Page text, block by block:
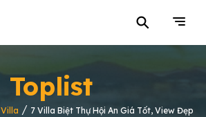
⚲
Toplist
Villa / 7 Villa Biệt Thự Hội An Giá Tốt, View Đẹp